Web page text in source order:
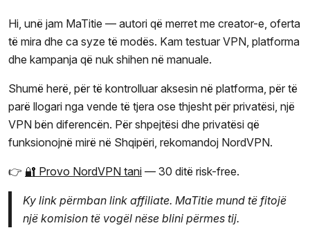
Hi, unë jam MaTitie — autori që merret me creator-e, oferta
të mira dhe ca syze të modës. Kam testuar VPN, platforma
dhe kampanja që nuk shihen në manuale.
Shumë herë, për të kontrolluar aksesin në platforma, për të
parë llogari nga vende të tjera ose thjesht për privatësi, një
VPN bën diferencën. Për shpejtësi dhe privatësi që
funksionojnë mirë në Shqipëri, rekomandoj NordVPN.
👉 🔐 Provo NordVPN tani — 30 ditë risk-free.
Ky link përmban link affiliate. MaTitie mund të fitojë
një komision të vogël nëse blini përmes tij.